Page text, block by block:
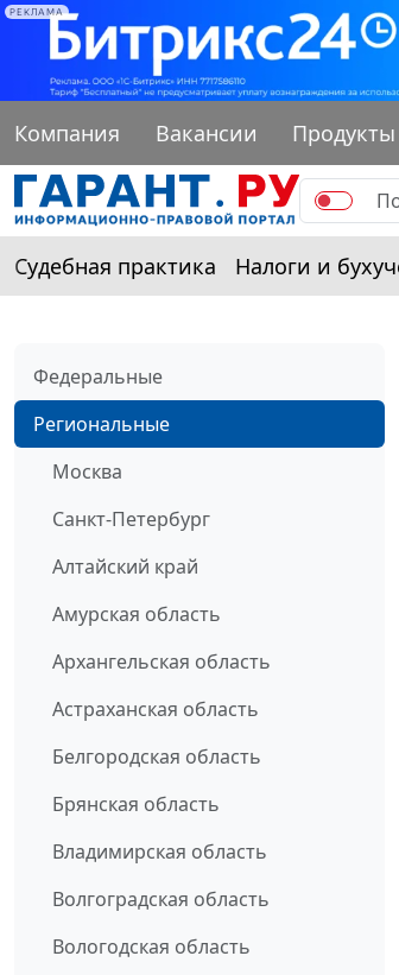
РЕКЛАМА
Компания Вакансии Продукты
Судебная практика Налоги и
Федеральные
Региональные
Москва
Санкт-Петербург
Алтайский край
Амурская область
Архангельская область
Астраханская область
Белгородская область
Брянская область
Владимирская область
Волгоградская область
Вологодская область